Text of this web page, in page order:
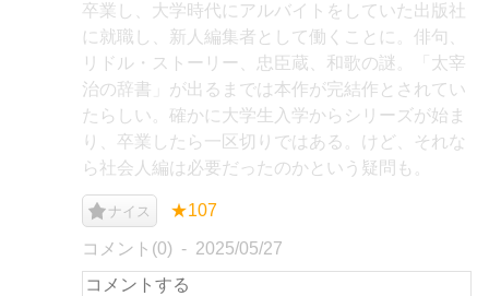
卒業し、大学時代にアルバイトをしていた出版社
に就職し、新人編集者として働くことに。俳句、
リドル・ストーリー、忠臣蔵、和歌の謎。「太宰
治の辞書」が出るまでは本作が完結作とされてい
たらしい。確かに大学生入学からシリーズが始ま
り、卒業したら一区切りではある。けど、それな
ら社会人編は必要だったのかという疑問も。
ナイス ★107
コメント(0) 2025/05/27